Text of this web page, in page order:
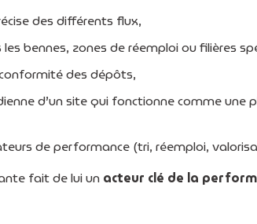
des différents flux,
bennes, zones de réemploi ou filières
des dépôts,
d’un site qui fonctionne comme une
de performance (tri, réemploi,
fait de lui unacteur clé de la